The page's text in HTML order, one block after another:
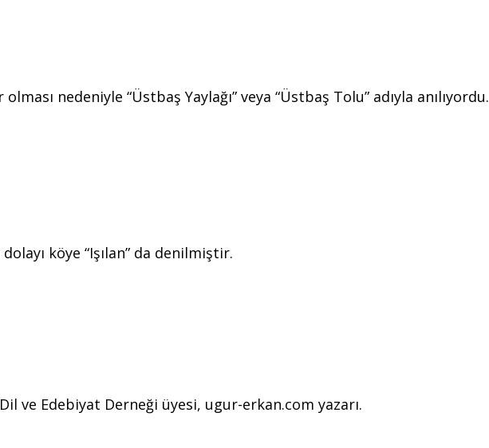
nedeniyle “Üstbaş Yaylağı” veya “Üstbaş Tolu” adıyla anılıyordu.
köye “Işılan” da denilmiştir.
ve Edebiyat Derneği üyesi, ugur-erkan.com yazarı.